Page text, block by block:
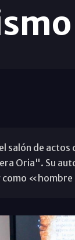
salón de
Oria". Su
como